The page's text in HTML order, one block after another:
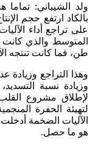
ولد الشيباني:
طن، فما كانت تنتجه
وهذا التراجع وزيادة
وزيادة نسبة
لتهيئة الحفرة
الآليات الضخمة
هو ما حصل.